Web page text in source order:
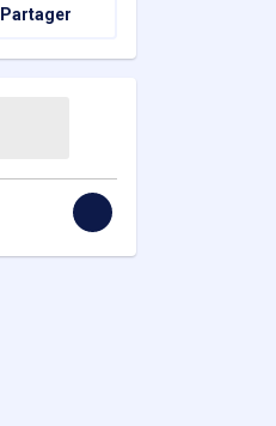
Partager